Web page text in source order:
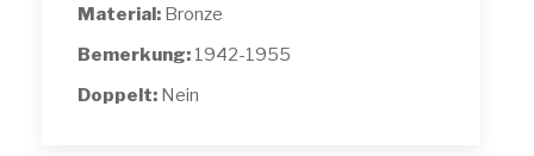
Material: Bronze
Bemerkung: 1942-1955
Doppelt: Nein